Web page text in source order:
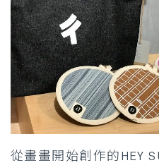
從畫畫開始創作的HEY